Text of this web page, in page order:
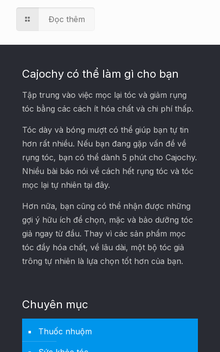
Đọc thêm
Cajochy có thể làm gì cho bạn
Tập trung vào việc mọc lại tóc và giảm rụng
tóc bằng các cách ít hóa chất và chi phí thấp.
Tóc dày và bóng mượt có thể giúp bạn tự tin
hơn rất nhiều. Nếu bạn đang gặp vấn đề về
rụng tóc, bạn có thể dành 5 phút cho Cajochy.
Nhiều bài báo nói về cách hết rụng tóc và tóc
mọc lại tự nhiên tại đây.
Hơn nữa, bạn cũng có thể nhận được những
gợi ý hữu ích để chọn, mặc và bảo dưỡng tóc
giả ngay từ đầu. Thay vì các sản phẩm mọc
tóc đầy hóa chất, về lâu dài, một bộ tóc giả
trông tự nhiên là lựa chọn tốt hơn của bạn.
Chuyên mục
Thuốc nhuộm